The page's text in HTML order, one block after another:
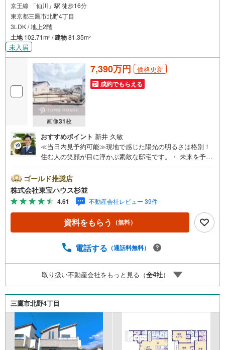
京王線 「仙川」駅 徒歩16分
東京都三鷹市北野4丁目
3LDK / 地上2階
土地102.71m2 /建物81.35m2
未入居
画像31枚
7,390万円 価格更新
成約でもらえる
おすすめポイント 新井 久敏
≪当日内見予約可能≫現地で感じた陽光の明るさは格別！
住む人の笑顔が目に浮かぶ素敵な邸宅です。・ 未来を予測
来に起こるであろうご自宅リフォームをオンライン上でご
提案「ミラカレクラブ」。・ 不動産売却時、ご自宅を綺麗
にかつ瀟洒にさせるCG加工ホームステイジングサービ
ス。・ 購入者様へ、税理士による確定申告の無料セミナー
をご招待いたします。◆ご予約に際して◆日時のご希望を
お伝えください。（もちろん当日でも対応可能です）事前
ございますのでご容赦ください。事前にご連絡をいただけ
がご一報ください。◆物件のご案内は◆弊社へのご来社、
お客様宅へのお迎え・最寄駅での待ち合わせ、物件周辺の
コンビニ等でお待ち合わせなど、ご希望をお伝えくださ
い。ご希望条件をお伝え頂けましたら、ご見学希望物件以
外の資料も用意して参ります。もちろん他の物件も併せて
ゴールド推奨店
株式会社東宝ハウス杉並
4.61 不動産会社レビュー 39件
資料をもらう （無料）
電話する （通話料無料）
取り扱い不動産会社をもっと見る（全4社）
三鷹市北野4丁目